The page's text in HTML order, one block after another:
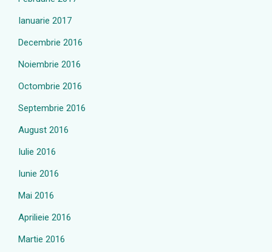
Ianuarie 2017
Decembrie 2016
Noiembrie 2016
Octombrie 2016
Septembrie 2016
August 2016
Iulie 2016
Iunie 2016
Mai 2016
Aprilieie 2016
Martie 2016